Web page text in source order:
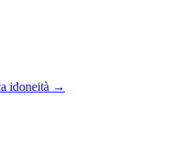
idoneità →